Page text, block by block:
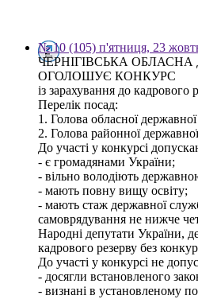
№ 10 (105) п'ятниця, 23
ЧЕРНІГІВСЬКА
ОГОЛОШУЄ КОНКУРС
із зарахування до кадрового
Перелік посад:
1. Голова обласної державної
2. Голова районної
До участі у конкурсі
- є громадянами України;
- вільно володіють
- мають повну вищу освіту;
- мають стаж державної
самоврядування не нижче
Народні депутати України,
кадрового резерву без
До участі у конкурсі не
- досягли встановленого
- визнані в установленому